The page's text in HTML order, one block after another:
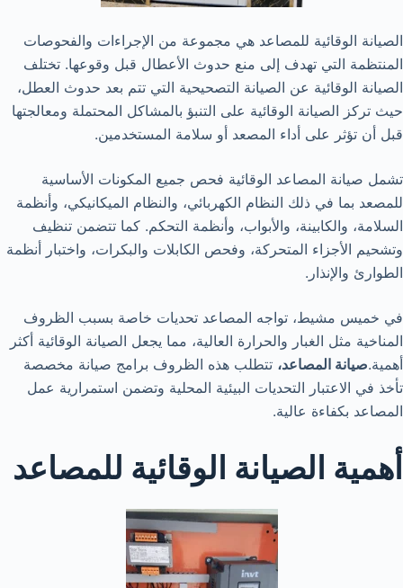
الصيانة الوقائية للمصاعد هي مجموعة من الإجراءات والفحوصات
المنتظمة التي تهدف إلى منع حدوث الأعطال قبل وقوعها. تختلف
الصيانة الوقائية عن الصيانة التصحيحية التي تتم بعد حدوث العطل،
حيث تركز الصيانة الوقائية على التنبؤ بالمشاكل المحتملة ومعالجتها
قبل أن تؤثر على أداء المصعد أو سلامة المستخدمين.
تشمل صيانة المصاعد الوقائية فحص جميع المكونات الأساسية
للمصعد بما في ذلك النظام الكهربائي، والنظام الميكانيكي، وأنظمة
السلامة، والكابينة، والأبواب، وأنظمة التحكم. كما تتضمن تنظيف
وتشحيم الأجزاء المتحركة، وفحص الكابلات والبكرات، واختبار أنظمة
الطوارئ والإنذار.
في خميس مشيط، تواجه المصاعد تحديات خاصة بسبب الظروف
المناخية مثل الغبار والحرارة العالية، مما يجعل الصيانة الوقائية أكثر
أهمية.صيانة المصاعد، تتطلب هذه الظروف برامج صيانة مخصصة
تأخذ في الاعتبار التحديات البيئية المحلية وتضمن استمرارية عمل
المصاعد بكفاءة عالية.
أهمية الصيانة الوقائية للمصاعد